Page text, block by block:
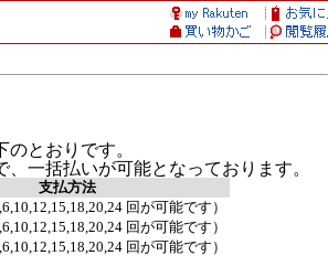
とおりです。
一括払いが可能となっております。
支払方法
回が可能です）
回が可能です）
回が可能です）